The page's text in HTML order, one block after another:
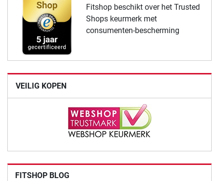
Fitshop beschikt over het Trusted
Shops keurmerk met
consumenten-bescherming
VEILIG KOPEN
FITSHOP BLOG